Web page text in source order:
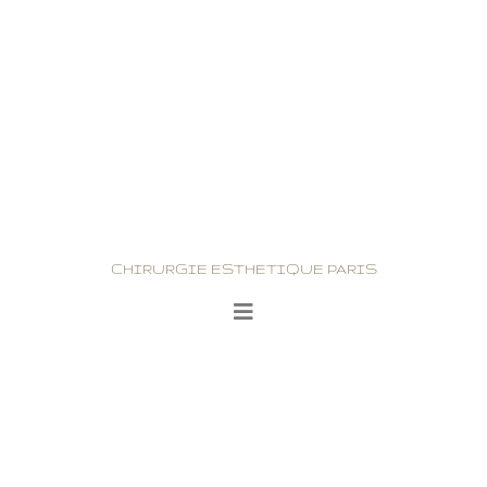
CHIRURGIE ESTHETIQUE PARIS